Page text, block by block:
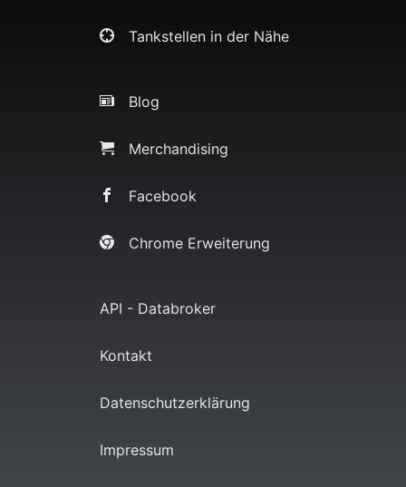
Tankstellen in der Nähe
Blog
Merchandising
Facebook
Chrome Erweiterung
API - Databroker
Kontakt
Datenschutzerklärung
Impressum